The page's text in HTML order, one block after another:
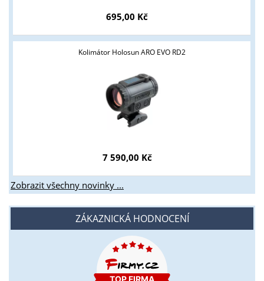
695,00 Kč
Kolimátor Holosun ARO EVO RD2
7 590,00 Kč
Zobrazit všechny novinky ...
ZÁKAZNICKÁ HODNOCENÍ